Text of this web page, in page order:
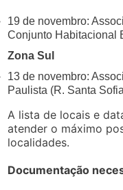
19 de novembro:
Conjunto Habitacional
Zona Sul
13 de novembro:
Paulista (R. Santa
A lista de locais e
atender o máximo
localidades.
Documentação